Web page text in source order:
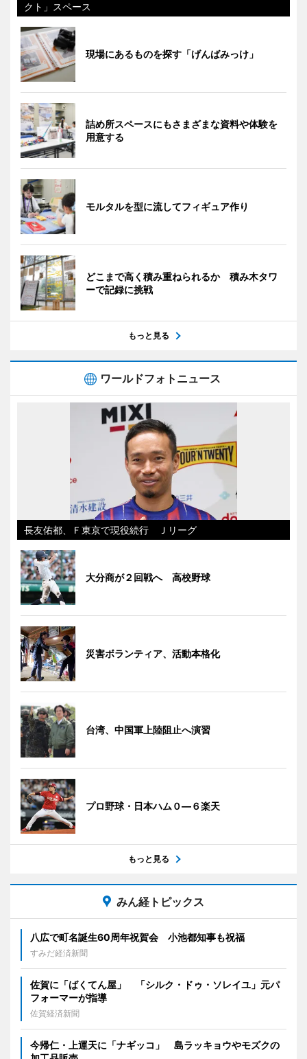
クト」スペース
現場にあるものを探す「げんばみっけ」
詰め所スペースにもさまざまな資料や体験を
用意する
モルタルを型に流してフィギュア作り
どこまで高く積み重ねられるか 積み木タワ
ーで記録に挑戦
もっと見る
ワールドフォトニュース
長友佑都、Ｆ東京で現役続行 Ｊリーグ
大分商が２回戦へ 高校野球
災害ボランティア、活動本格化
台湾、中国軍上陸阻止へ演習
プロ野球・日本ハム０―６楽天
もっと見る
みん経トピックス
八広で町名誕生60周年祝賀会 小池都知事も祝福
すみだ経済新聞
佐賀に「ばくてん屋」 「シルク・ドゥ・ソレイユ」元パ
フォーマーが指導
佐賀経済新聞
今帰仁・上運天に「ナギッコ」 島ラッキョウやモズクの